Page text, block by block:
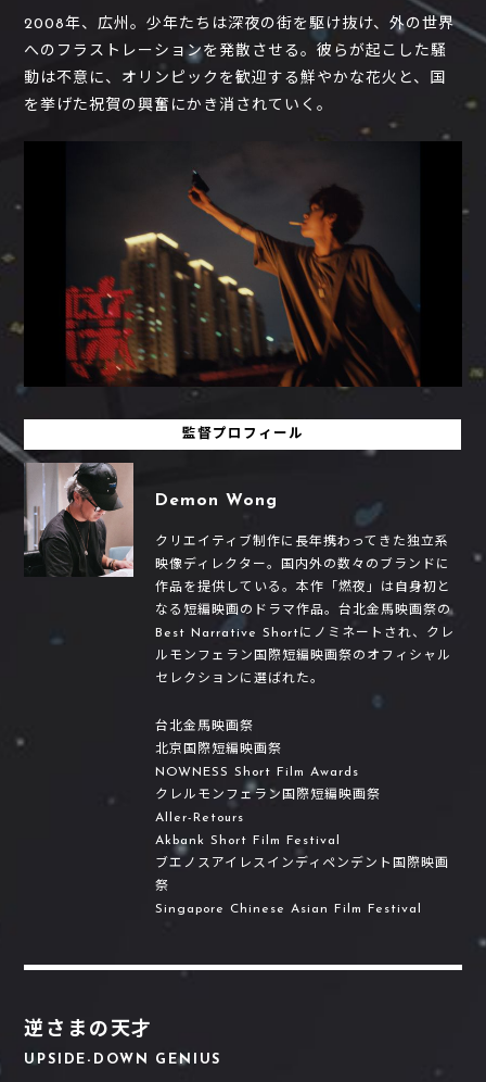
2008年、広州。少年たちは深夜の街を駆け抜け、外の世界
へのフラストレーションを発散させる。彼らが起こした騒
動は不意に、オリンピックを歓迎する鮮やかな花火と、国
を挙げた祝賀の興奮にかき消されていく。
監督プロフィール
Demon Wong
クリエイティブ制作に長年携わってきた独立系
映像ディレクター。国内外の数々のブランドに
作品を提供している。本作「燃夜」は自身初と
なる短編映画のドラマ作品。台北金馬映画祭の
Best Narrative Shortにノミネートされ、クレ
ルモンフェラン国際短編映画祭のオフィシャル
セレクションに選ばれた。
台北金馬映画祭
北京国際短編映画祭
NOWNESS Short Film Awards
クレルモンフェラン国際短編映画祭
Aller-Retours
Akbank Short Film Festival
ブエノスアイレスインディペンデント国際映画
祭
Singapore Chinese Asian Film Festival
逆さまの天才
UPSIDE-DOWN GENIUS